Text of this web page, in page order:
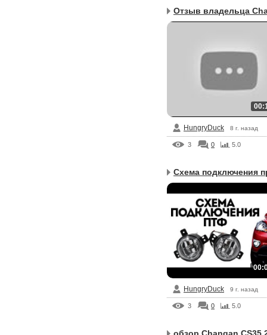
HungryDuck 8 г. назад
3 0 5.0
HungryDuck 9 г. назад
3 0 5.0